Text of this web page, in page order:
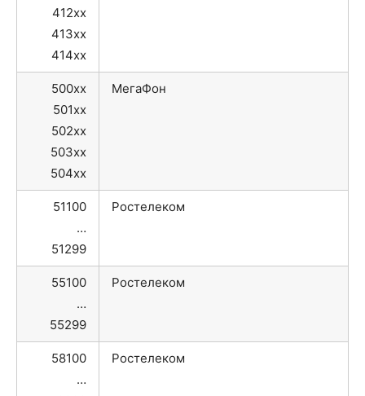
412xx
413xx
414xx
500xx
501xx
502xx
503xx
504xx
МегаФон
51100
…
51299
Ростелеком
55100
…
55299
Ростелеком
58100
…
Ростелеком